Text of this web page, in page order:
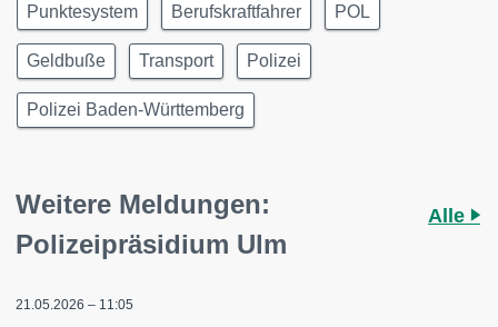
Punktesystem Berufskraftfahrer POL
Geldbuße Transport Polizei
Polizei Baden-Württemberg
Weitere Meldungen:
Polizeipräsidium Ulm
Alle
21.05.2026 – 11:05